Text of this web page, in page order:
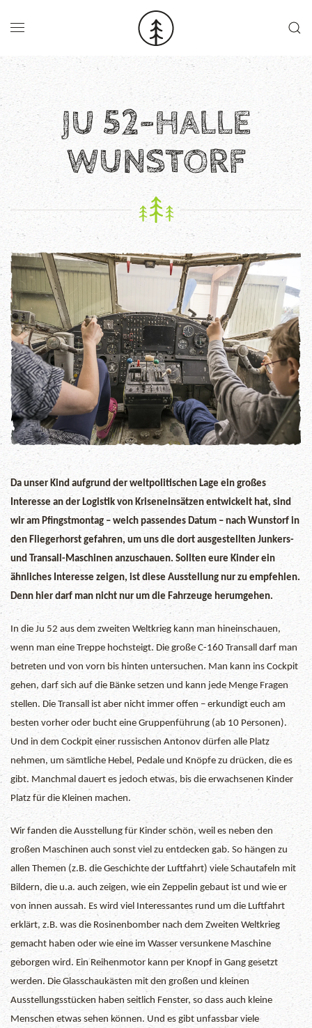
Skip to main content
JU 52-HALLE
WUNSTORF
Da unser Kind aufgrund der weltpolitischen Lage ein großes
Interesse an der Logistik von Kriseneinsätzen entwickelt hat, sind
wir am Pfingstmontag – welch passendes Datum – nach Wunstorf in
den Fliegerhorst gefahren, um uns die dort ausgestellten Junkers-
und Transall-Maschinen anzuschauen. Sollten eure Kinder ein
ähnliches Interesse zeigen, ist diese Ausstellung nur zu empfehlen.
Denn hier darf man nicht nur um die Fahrzeuge herumgehen.
In die Ju 52 aus dem zweiten Weltkrieg kann man hineinschauen,
wenn man eine Treppe hochsteigt. Die große C-160 Transall darf man
betreten und von vorn bis hinten untersuchen. Man kann ins Cockpit
gehen, darf sich auf die Bänke setzen und kann jede Menge Fragen
stellen. Die Transall ist aber nicht immer offen – erkundigt euch am
besten vorher oder bucht eine Gruppenführung (ab 10 Personen).
Und in dem Cockpit einer russischen Antonov dürfen alle Platz
nehmen, um sämtliche Hebel, Pedale und Knöpfe zu drücken, die es
gibt. Manchmal dauert es jedoch etwas, bis die erwachsenen Kinder
Platz für die Kleinen machen.
Wir fanden die Ausstellung für Kinder schön, weil es neben den
großen Maschinen auch sonst viel zu entdecken gab. So hängen zu
allen Themen (z.B. die Geschichte der Luftfahrt) viele Schautafeln mit
Bildern, die u.a. auch zeigen, wie ein Zeppelin gebaut ist und wie er
von innen aussah. Es wird viel Interessantes rund um die Luftfahrt
erklärt, z.B. was die Rosinenbomber nach dem Zweiten Weltkrieg
gemacht haben oder wie eine im Wasser versunkene Maschine
geborgen wird. Ein Reihenmotor kann per Knopf in Gang gesetzt
werden. Die Glasschaukästen mit den großen und kleinen
Ausstellungsstücken haben seitlich Fenster, so dass auch kleine
Menschen etwas sehen können. Und es gibt unfassbar viele